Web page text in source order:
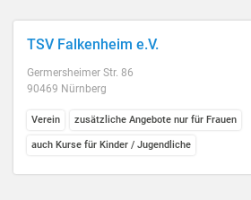
TSV Falkenheim e.V.
Germersheimer Str. 86
90469 Nürnberg
Verein zusätzliche Angebote nur für Frauen
auch Kurse für Kinder / Jugendliche